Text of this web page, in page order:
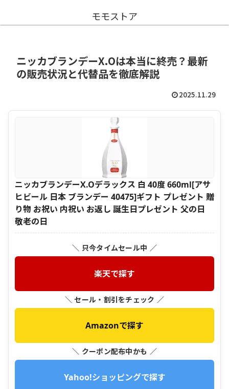
モモストア
ニッカブランデーX.Oは本当に終売？最新
の販売状況と代替品を徹底解説
2025.11.29
ニッカブランデーX.Oデラックス 白 40度 660ml[アサ
ヒビール 日本 ブランデー 40475]ギフト プレゼント 贈
り物 お祝い 内祝い お返し 誕生日プレゼント 父の日
敬老の日
＼ 只今タイムセール中 ／
楽天で探す
＼ セール・割引をチェック ／
Amazonで探す
＼ クーポン配布中かも ／
Yahoo!ショッピングで探す